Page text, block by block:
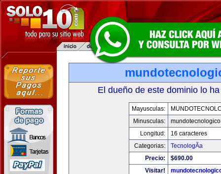
El dueño de este dominio lo
Mayusculas:
Minusculas:
Longitud:
16 caracteres
Categorias:
TecnologÃ­a
Precio:
$690.00
Visitar!